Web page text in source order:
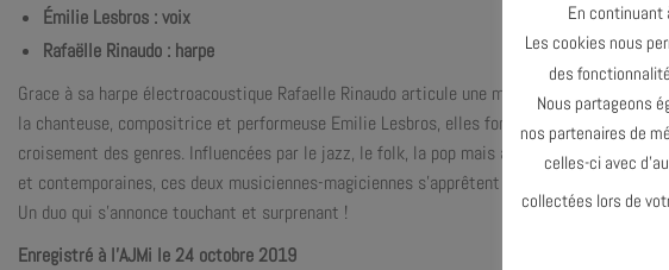
Émilie Lesbros : voix
Rafaëlle Rinaudo : harpe
Grace à sa harpe électroacoustique Rafaelle Rinaudo articule une musique en temps réel.
la chanteuse, compositrice et performeuse Emilie Lesbros, elles forment un duo au style
croisement des genres. Influencées par le jazz, le folk, la pop mais aussi par les musiques
et contemporaines, ces deux musiciennes-magiciennes s’apprêtent à nous livrer une
Un duo qui s’annonce touchant et surprenant !
Enregistré à l’AJMi le 24 octobre 2019
En
Les cookies nous
des
Nous partageons
nos partenaires de
celles-ci avec
collectées lors de